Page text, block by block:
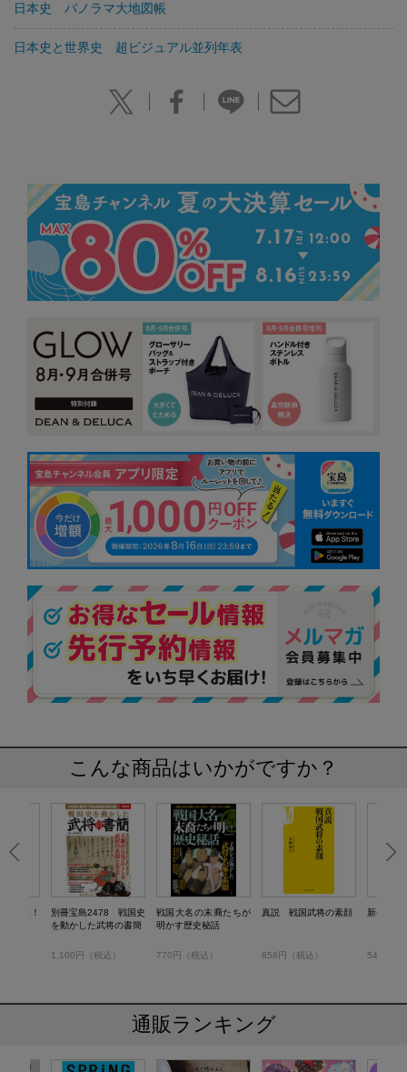
日本史 パノラマ大地図帳
日本史と世界史 超ビジュアル並列年表
こんな商品はいかがですか？
学ぶ！
別冊宝島2478 戦国史
を動かした武将の書簡
1,100円（税込）
戦国大名の末裔たちが
明かす歴史秘話
770円（税込）
真説 戦国武将の素顔
858円（税込）
新発見で
549円（
通販ランキング